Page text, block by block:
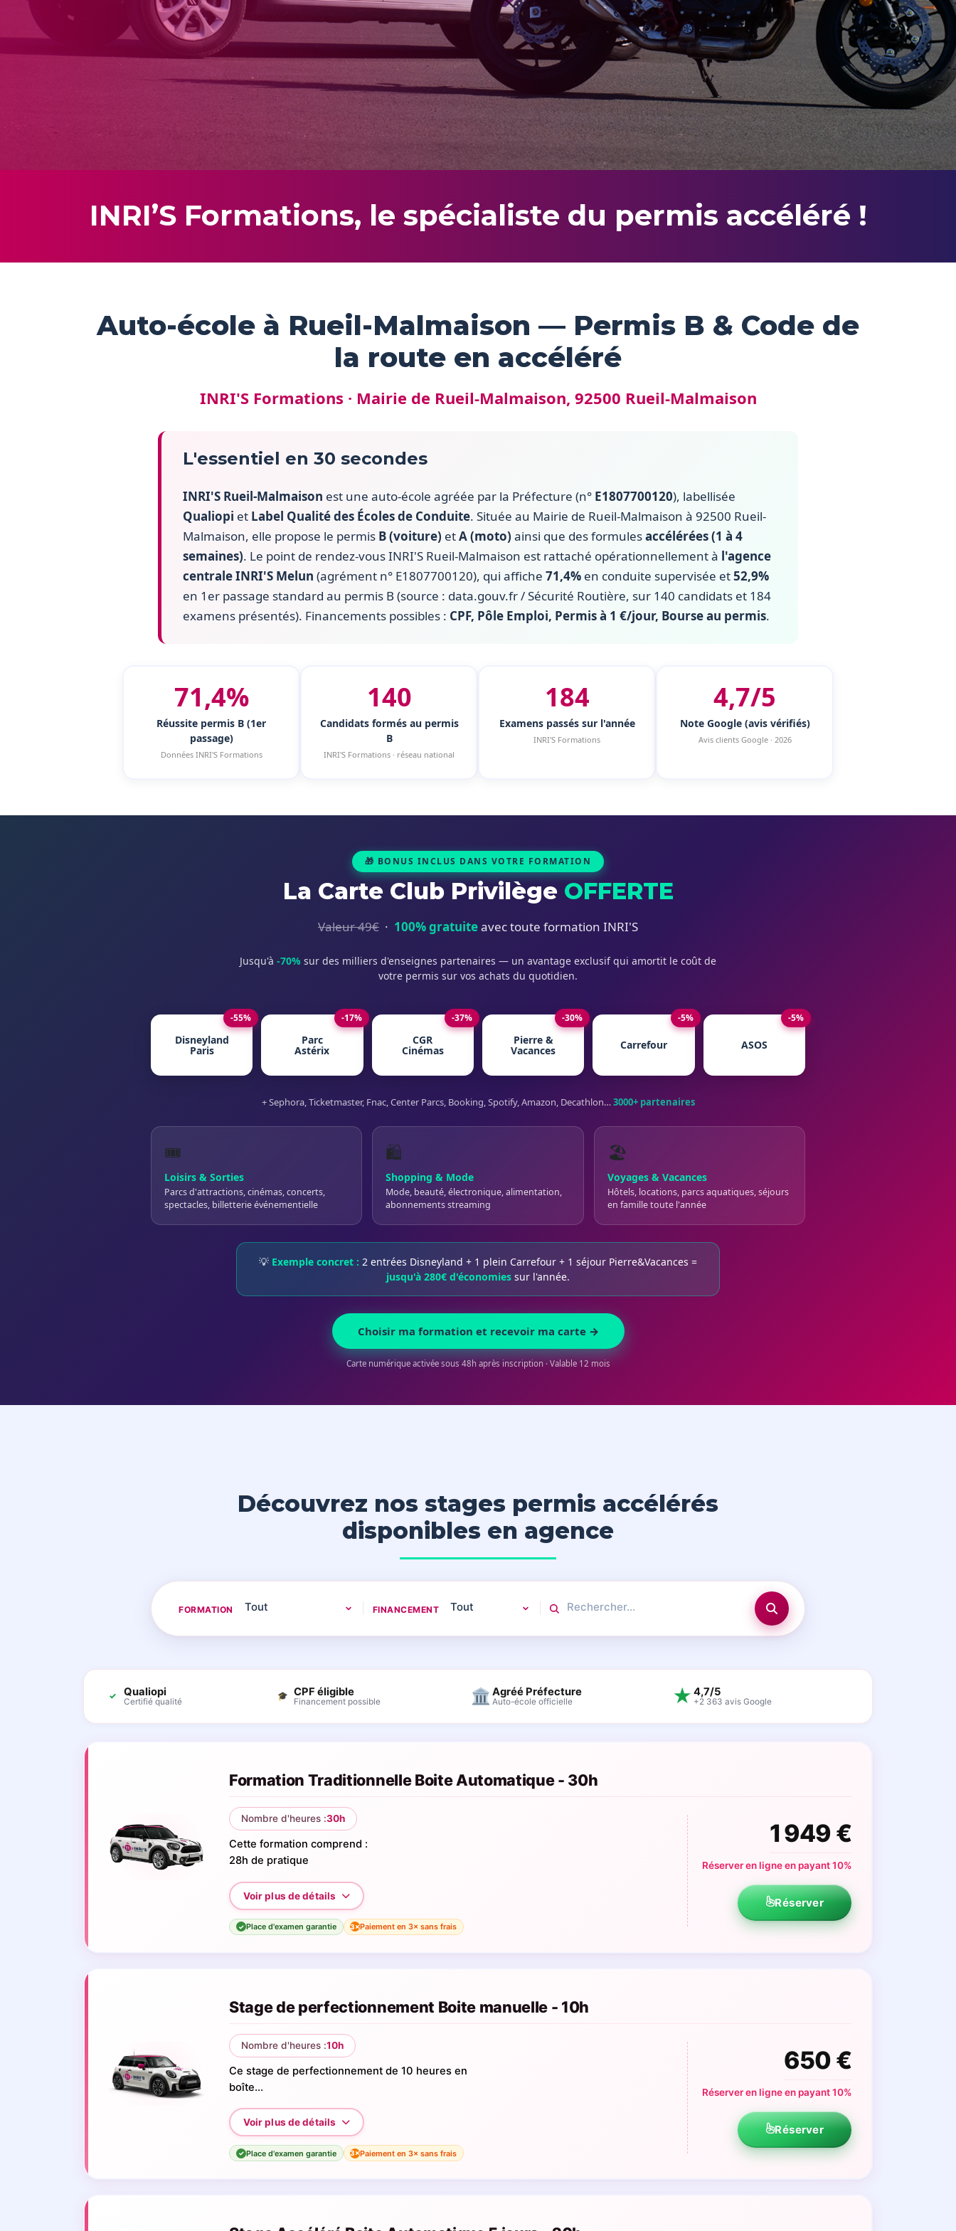
Code en ligne
Bâteau
Bateau
INRI’S Formations, le spécialiste du permis accéléré !
Auto-école à Rueil-Malmaison — Permis B & Code de
la route en accéléré
INRI'S Formations · Mairie de Rueil-Malmaison, 92500 Rueil-Malmaison
L'essentiel en 30 secondes
INRI'S Rueil-Malmaison est une auto-école agréée par la Préfecture (n° E1807700120), labellisée
Qualiopi et Label Qualité des Écoles de Conduite. Située au Mairie de Rueil-Malmaison à 92500 Rueil-
Malmaison, elle propose le permis B (voiture) etA (moto) ainsi que des formulesaccélérées (1 à 4
semaines). Le point de rendez-vous INRI'S Rueil-Malmaison est rattaché opérationnellement à l'agence
centrale INRI'S Melun (agrément n° E1807700120), qui affiche 71,4% en conduite supervisée et52,9%
en 1er passage standard au permis B (source : data.gouv.fr / Sécurité Routière, sur 140 candidats et 184
examens présentés). Financements possibles : CPF, Pôle Emploi, Permis à 1 €/jour, Bourse au permis.
71,4%
Réussite permis B (1er
passage)
Données INRI'S Formations
140
Candidats formés au permis
B
INRI'S Formations · réseau national
184
Examens passés sur l'année
INRI'S Formations
4,7/5
Note Google (avis vérifiés)
Avis clients Google · 2026
🎁 BONUS INCLUS DANS VOTRE FORMATION
La Carte Club Privilège OFFERTE
Valeur 49€ · 100% gratuiteavec toute formation INRI'S
Jusqu'à -70% sur des milliers d'enseignes partenaires — un avantage exclusif qui amortit le coût de
votre permis sur vos achats du quotidien.
-55%
Disneyland
Paris
-17%
Parc
Astérix
-37%
CGR
Cinémas
-30%
Pierre &
Vacances
-5%
Carrefour
-5%
ASOS
+ Sephora, Ticketmaster, Fnac, Center Parcs, Booking, Spotify, Amazon, Decathlon…3000+ partenaires
🎟️
Loisirs & Sorties
Parcs d'attractions, cinémas, concerts,
spectacles, billetterie événementielle
🛍️
Shopping & Mode
Mode, beauté, électronique, alimentation,
abonnements streaming
🏖️
Voyages & Vacances
Hôtels, locations, parcs aquatiques, séjours
en famille toute l'année
💡 Exemple concret : 2 entrées Disneyland + 1 plein Carrefour + 1 séjour Pierre&Vacances =
jusqu'à 280€ d'économies sur l'année.
Choisir ma formation et recevoir ma carte →
Carte numérique activée sous 48h après inscription · Valable 12 mois
Découvrez nos stages permis accélérés
disponibles en agence
FORMATION FINANCEMENT
✓ Qualiopi
Certifié qualité
🎓 CPF éligible
Financement possible 🏛 Agréé Préfecture
Auto-école officielle ★ 4,7/5
+2 363 avis Google
Formation Traditionnelle Boite Automatique - 30h
Nombre d'heures :30h
Cette formation comprend :
28h de pratique
✓ Place d'examen garantie 3×Paiement en 3× sans frais
1 949 €
Réserver en ligne en payant 10%
Réserver
Stage de perfectionnement Boite manuelle - 10h
Nombre d'heures :10h
Ce stage de perfectionnement de 10 heures en
boîte...
✓ Place d'examen garantie 3×Paiement en 3× sans frais
650 €
Réserver en ligne en payant 10%
Réserver